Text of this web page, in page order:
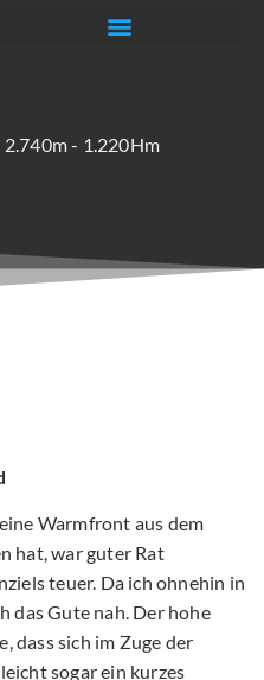
2.740m - 1.220Hm
Warmfront aus dem
hat, war guter Rat
teuer. Da ich ohnehin in
das Gute nah. Der hohe
dass sich im Zuge der
sogar ein kurzes